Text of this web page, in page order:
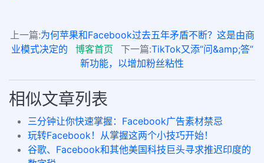
上一篇:为何苹果和Facebook过去五年矛盾不断？这是由商
业模式决定的
博客首页 下一篇:TikTok又添“问&amp;答”
新功能，以增加粉丝粘性
相似文章列表
三分钟让你快速掌握：Facebook广告素材禁忌
玩转Facebook！从掌握这两个小技巧开始！
谷歌、Facebook和其他美国科技巨头寻求推迟印度的